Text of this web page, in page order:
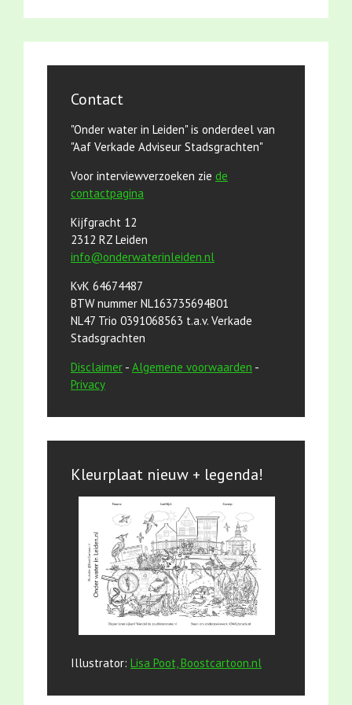
Contact
"Onder water in Leiden" is onderdeel van
"Aaf Verkade Adviseur Stadsgrachten"
Voor interviewverzoeken zie de
contactpagina
Kijfgracht 12
2312 RZ Leiden
info@onderwaterinleiden.nl
KvK 64674487
BTW nummer NL163735694B01
NL47 Trio 0391068563 t.a.v. Verkade
Stadsgrachten
Disclaimer - Algemene voorwaarden -
Privacy
Kleurplaat nieuw + legenda!
Illustrator: Lisa Poot, Boostcartoon.nl